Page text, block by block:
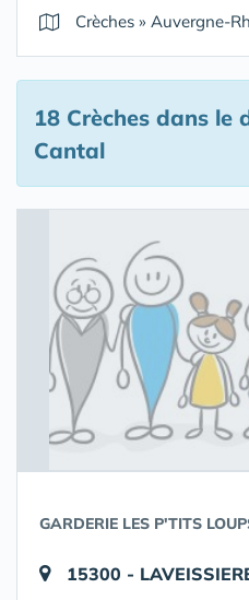
Crèches » Auvergne-
18 Crèches dans le
Cantal
GARDERIE LES P'TITS
15300 -